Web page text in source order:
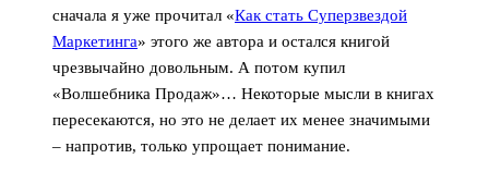
сначала я уже прочитал «Как стать Суперзвездой
Маркетинга» этого же автора и остался книгой
чрезвычайно довольным. А потом купил
«Волшебника Продаж»… Некоторые мысли в книгах
пересекаются, но это не делает их менее значимыми
– напротив, только упрощает понимание.